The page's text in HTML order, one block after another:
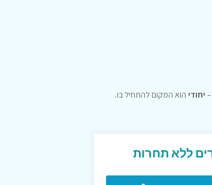
יחודי הוא המקום להתחיל בו.
ללא תחרות